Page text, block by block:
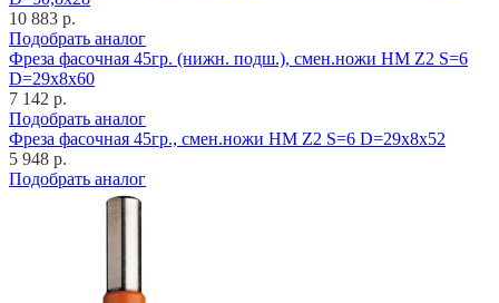
10 883 р.
Подобрать аналог
Фреза фасочная 45гр. (нижн. подш.), смен.ножи HM Z2 S=6
D=29x8x60
7 142 р.
Подобрать аналог
Фреза фасочная 45гр., смен.ножи HM Z2 S=6 D=29x8x52
5 948 р.
Подобрать аналог